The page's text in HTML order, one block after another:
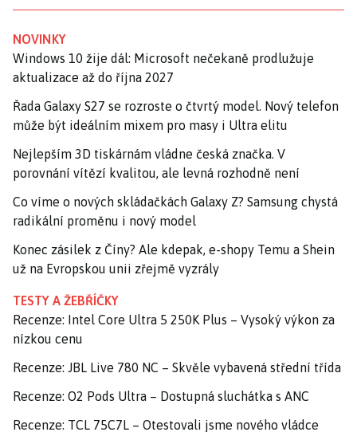
NOVINKY
Windows 10 žije dál: Microsoft nečekaně prodlužuje
aktualizace až do října 2027
Řada Galaxy S27 se rozroste o čtvrtý model. Nový telefon
může být ideálním mixem pro masy i Ultra elitu
Nejlepším 3D tiskárnám vládne česká značka. V
porovnání vítězí kvalitou, ale levná rozhodně není
Co víme o nových skládačkách Galaxy Z? Samsung chystá
radikální proměnu i nový model
Konec zásilek z Číny? Ale kdepak, e-shopy Temu a Shein
už na Evropskou unii zřejmě vyzrály
TESTY A ŽEBŘÍČKY
Recenze: Intel Core Ultra 5 250K Plus – Vysoký výkon za
nízkou cenu
Recenze: JBL Live 780 NC – Skvěle vybavená střední třída
Recenze: O2 Pods Ultra – Dostupná sluchátka s ANC
Recenze: TCL 75C7L – Otestovali jsme nového vládce